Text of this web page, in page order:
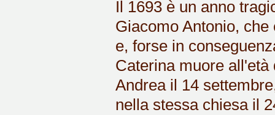
Il 1693 è un anno
Giacomo Antonio,
e, forse in
Caterina muore all'età
Andrea il 14
nella stessa chiesa il